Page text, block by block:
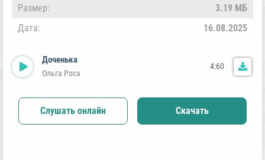
Размер:
3.19 МБ
Дата:
16.08.2025
Доченька
Ольга Роса
4:60
Слушать онлайн Скачать